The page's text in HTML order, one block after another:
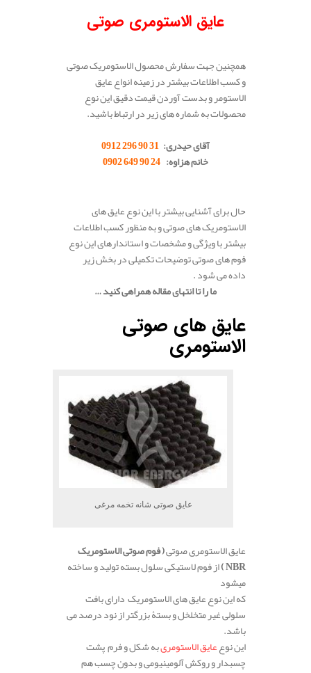
عایق الاستومری صوتی
همچنین جهت سفارش محصول الاستومریک صوتی
و کسب اطلاعات بیشتر در زمینه انواع عایق
الاستومر و بدست آوردن قیمت دقیق این نوع
محصولات به شماره های زیر در ارتباط باشید.
آقای حیدری: 31 90 296 0912
خانم هزاوه: 24 90 649 0902
حال برای آشنایی بیشتر با این نوع عایق های
الاستومریک های صوتی و به منظور کسب اطلاعات
بیشتر با ویژگی و مشخصات و استاندارهای این نوع
فوم های صوتی توضیحات تکمیلی در بخش زیر
داده می شود .
ما را تا انتهای مقاله همراهی کنید …
عایق های صوتی
الاستومری
عایق صوتی شانه تخمه مرغی
عایق الاستومری صوتی( فوم صوتی الاستومریک
NBR
)از فوم لاستیکی سلول بسته تولید و ساخته
میشود
که این نوع عایق های الاستومریک دارای بافت
سلولی غیر متخلخل و بستۀ بزرگتر از نود درصد می
باشد.
این نوععایق الاستومریبه شکل و فرم پشت
چسبدار و روکش آلومینیومی و بدون چسب هم